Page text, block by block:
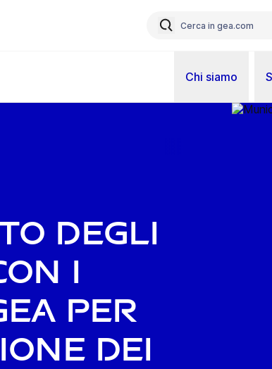
Chi siamo
degli
i
per
dei